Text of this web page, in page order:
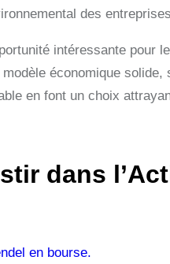
des
intéressante pour
économique
en font un choix
dans
en bourse.